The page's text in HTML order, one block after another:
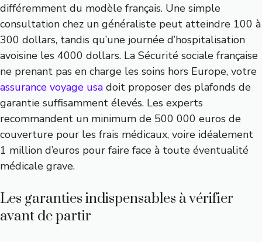
différemment du modèle français. Une simple
consultation chez un généraliste peut atteindre 100 à
300 dollars, tandis qu’une journée d’hospitalisation
avoisine les 4000 dollars. La Sécurité sociale française
ne prenant pas en charge les soins hors Europe, votre
assurance voyage usa doit proposer des plafonds de
garantie suffisamment élevés. Les experts
recommandent un minimum de 500 000 euros de
couverture pour les frais médicaux, voire idéalement
1 million d’euros pour faire face à toute éventualité
médicale grave.
Les garanties indispensables à vérifier
avant de partir